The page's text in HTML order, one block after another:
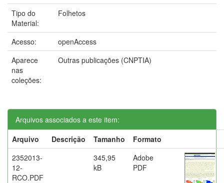
Tipo do
Material:
Folhetos
Acesso:
openAccess
Aparece
nas
coleções:
Outras publicações (CNPTIA)
Arquivos associados a este item:
Arquivo
Descrição Tamanho
Formato
2352013-
12-
RCO.PDF
345,95
kB
Adobe
PDF